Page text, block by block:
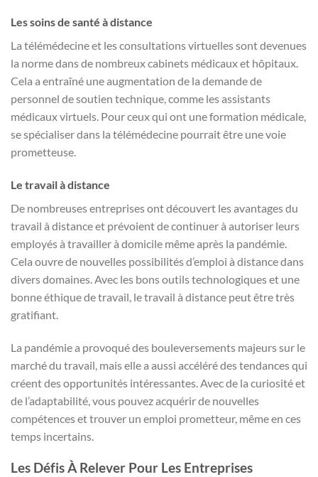
Les soins de santé à distance
La télémédecine et les consultations virtuelles sont devenues
la norme dans de nombreux cabinets médicaux et hôpitaux.
Cela a entraîné une augmentation de la demande de
personnel de soutien technique, comme les assistants
médicaux virtuels. Pour ceux qui ont une formation médicale,
se spécialiser dans la télémédecine pourrait être une voie
prometteuse.
Le travail à distance
De nombreuses entreprises ont découvert les avantages du
travail à distance et prévoient de continuer à autoriser leurs
employés à travailler à domicile même après la pandémie.
Cela ouvre de nouvelles possibilités d’emploi à distance dans
divers domaines. Avec les bons outils technologiques et une
bonne éthique de travail, le travail à distance peut être très
gratifiant.
La pandémie a provoqué des bouleversements majeurs sur le
marché du travail, mais elle a aussi accéléré des tendances qui
créent des opportunités intéressantes. Avec de la curiosité et
de l’adaptabilité, vous pouvez acquérir de nouvelles
compétences et trouver un emploi prometteur, même en ces
temps incertains.
Les Défis À Relever Pour Les Entreprises